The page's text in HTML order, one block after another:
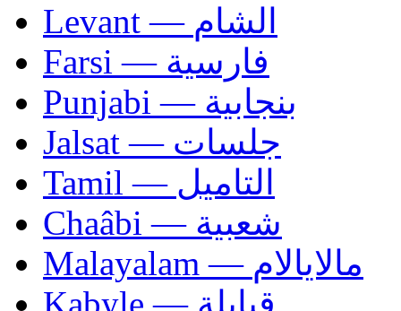
Levant — الشام
Farsi — فارسية
Punjabi — بنجابية
Jalsat — جلسات
Tamil — التاميل
Chaâbi — شعبية
Malayalam — مالايالام
Kabyle — قبايلة